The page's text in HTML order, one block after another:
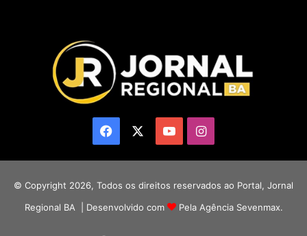
Facebook YouTubeInstagram
© Copyright 2026, Todos os direitos reservados ao Portal, Jornal
Regional BA | Desenvolvido com
Pela Agência Sevenmax.